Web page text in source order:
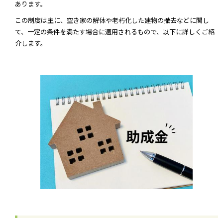
あります。
この制度は主に、空き家の解体や老朽化した建物の撤去などに関し
て、一定の条件を満たす場合に適用されるもので、以下に詳しくご紹
介します。